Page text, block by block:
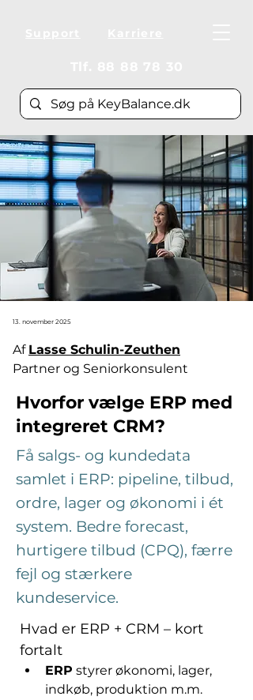
13. november 2025
Af Lasse Schulin-Zeuthen
Partner og Seniorkonsulent
Hvorfor vælge ERP med
integreret CRM?
Få salgs- og kundedata
samlet i ERP: pipeline, tilbud,
ordre, lager og økonomi i ét
system. Bedre forecast,
hurtigere tilbud (CPQ), færre
fejl og stærkere
kundeservice.
Hvad er ERP + CRM – kort
fortalt
ERP styrer økonomi, lager,
indkøb, produktion m.m.